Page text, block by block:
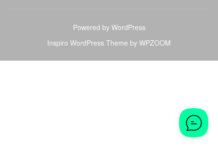
Powered by WordPress
Inspiro WordPress Theme by WPZOOM